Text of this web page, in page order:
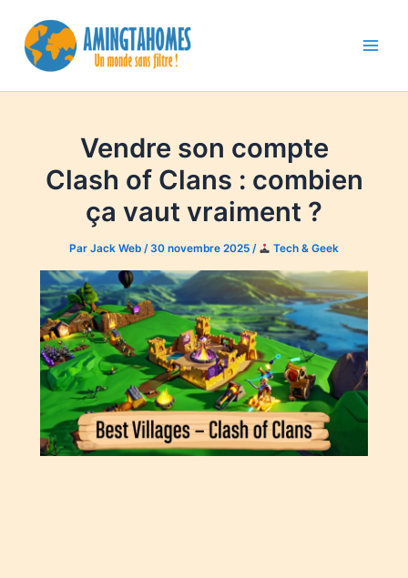
contenu
Vendre son compte
Clash of Clans : combien
ça vaut vraiment ?
Par Jack Web /30 novembre 2025 / Tech & Geek